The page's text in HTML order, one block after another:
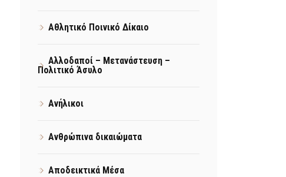
Αθλητικό Ποινικό Δίκαιο
Αλλοδαποί – Μετανάστευση –
Πολιτικό Άσυλο
Ανήλικοι
Ανθρώπινα δικαιώματα
Αποδεικτικά Μέσα